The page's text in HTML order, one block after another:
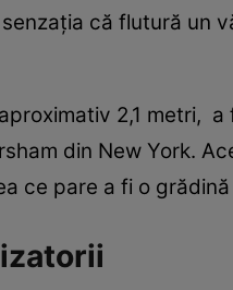
că flutură un
2,1 metri,
din New York.
ce pare a fi o